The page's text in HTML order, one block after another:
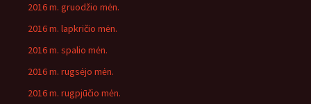
2016 m. gruodžio mėn.
2016 m. lapkričio mėn.
2016 m. spalio mėn.
2016 m. rugsėjo mėn.
2016 m. rugpjūčio mėn.